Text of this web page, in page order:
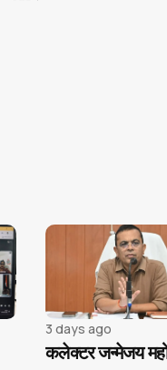
3 days ago
कलेक्टर जन्मेजय